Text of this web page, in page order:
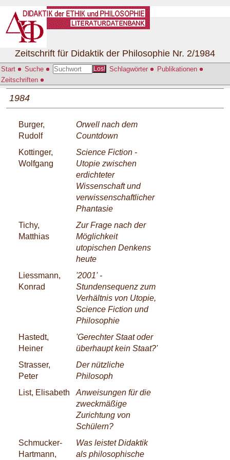
Start Suche Los! Schlagwörter
Publikationen
Zeitschriften
Zeitschrift für Didaktik der Philosophie Nr. 2/1984
1984
Burger,
Rudolf
Orwell nach dem
Countdown
Kottinger,
Wolfgang
Science Fiction -
Utopie zwischen
erdichteter
Wissenschaft und
verwissenschaftlicher
Phantasie
Tichy,
Matthias
Zur Frage nach der
Möglichkeit
utopischen Denkens
heute
Liessmann,
Konrad
'2001' -
Stundensequenz zum
Verhältnis von Utopie,
Science Fiction und
Philosophie
Hastedt,
Heiner
'Gerechter Staat oder
überhaupt kein Staat?'
Strasser,
Peter
Der nützliche
Philosoph
List, Elisabeth
Anweisungen für die
zweckmäßige
Zurichtung von
Schülern?
Schmucker-
Hartmann,
Was leistet Didaktik
als philosophische